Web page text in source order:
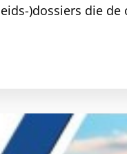
)dossiers die